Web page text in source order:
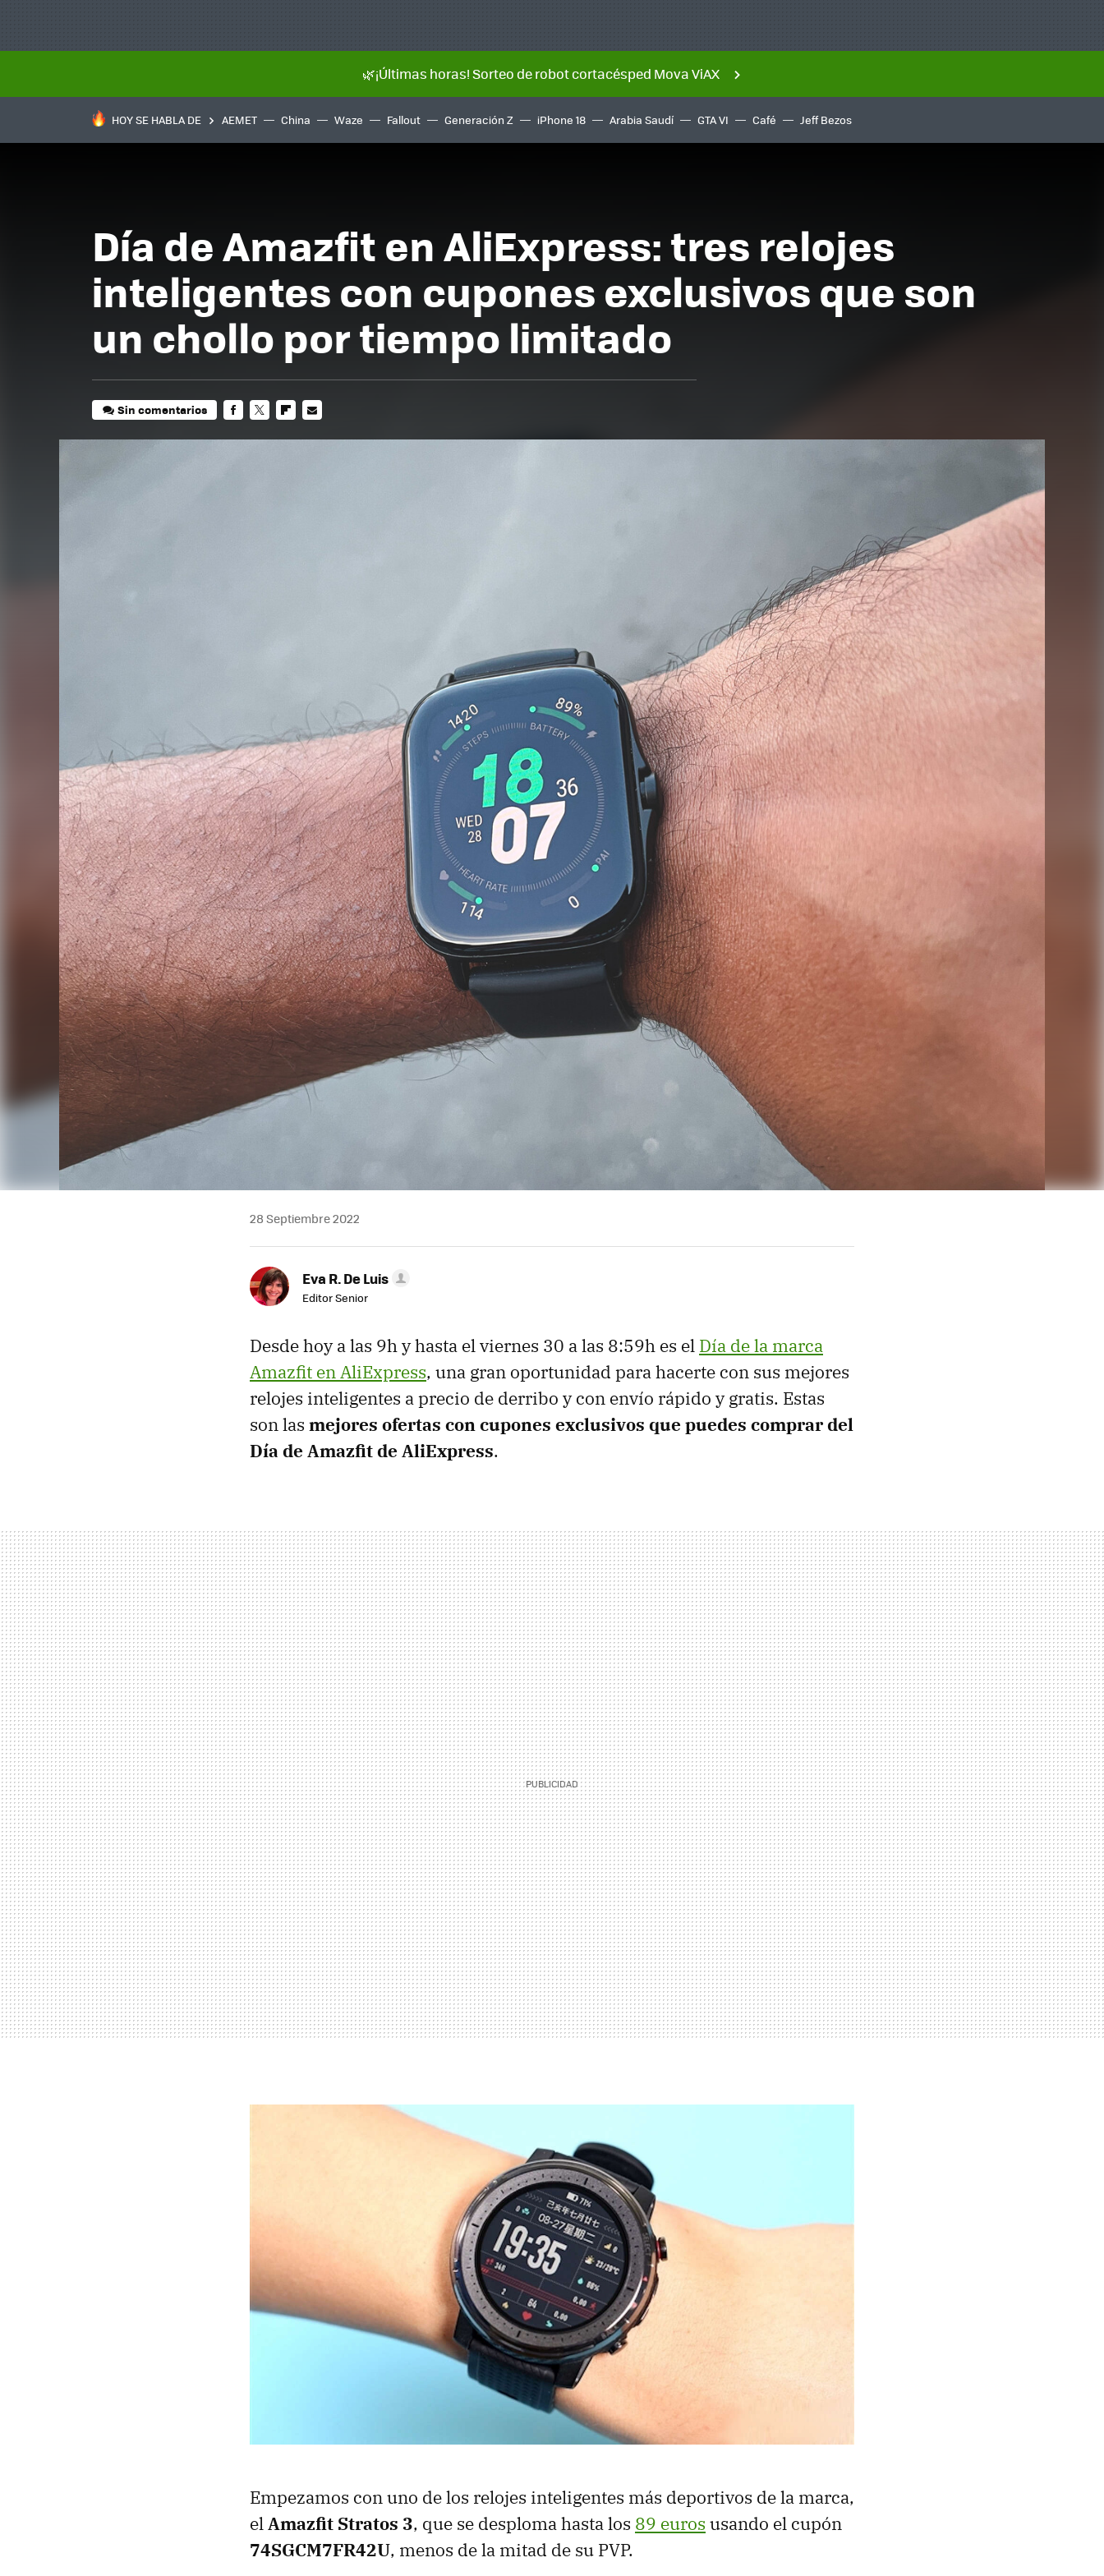
🌿¡Últimas horas! Sorteo de robot cortacésped Mova ViAX
HOY SE HABLA DE AEMET China Waze Fallout Generación Z iPhone 18 Arabia Saudí GTA VI Café Jeff Bezos
Día de Amazfit en AliExpress: tres relojes
inteligentes con cupones exclusivos que son
un chollo por tiempo limitado
Sin comentarios
28 Septiembre 2022
Eva R. De Luis
Editor Senior
Desde hoy a las 9h y hasta el viernes 30 a las 8:59h es el Día de la marca
Amazfit en AliExpress, una gran oportunidad para hacerte con sus mejores
relojes inteligentes a precio de derribo y con envío rápido y gratis. Estas
son las mejores ofertas con cupones exclusivos que puedes comprar del
Día de Amazfit de AliExpress.
Empezamos con uno de los relojes inteligentes más deportivos de la marca,
elAmazfit Stratos 3, que se desploma hasta los 89 euros usando el cupón
74SGCM7FR42U, menos de la mitad de su PVP.